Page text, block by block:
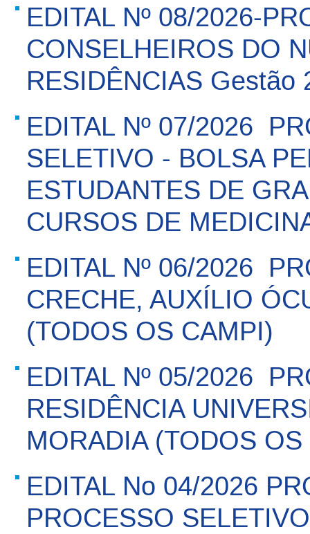
EDITAL Nº 08/2026-
CONSELHEIROS DO
RESIDÊNCIAS Gestão
EDITAL Nº 07/2026 
SELETIVO - BOLSA
ESTUDANTES DE
CURSOS DE
EDITAL Nº 06/2026 
CRECHE, AUXÍLIO
(TODOS OS CAMPI)
EDITAL Nº 05/2026 
RESIDÊNCIA
MORADIA (TODOS
EDITAL No 04/2026
PROCESSO